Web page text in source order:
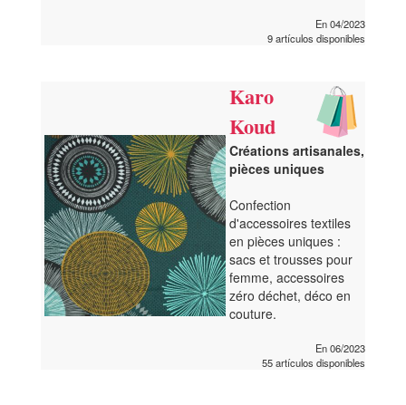
En 04/2023
9 artículos disponibles
Karo
Koud
Créations artisanales,
pièces uniques
Confection
d'accessoires textiles
en pièces uniques :
sacs et trousses pour
femme, accessoires
zéro déchet, déco en
couture.
En 06/2023
55 artículos disponibles